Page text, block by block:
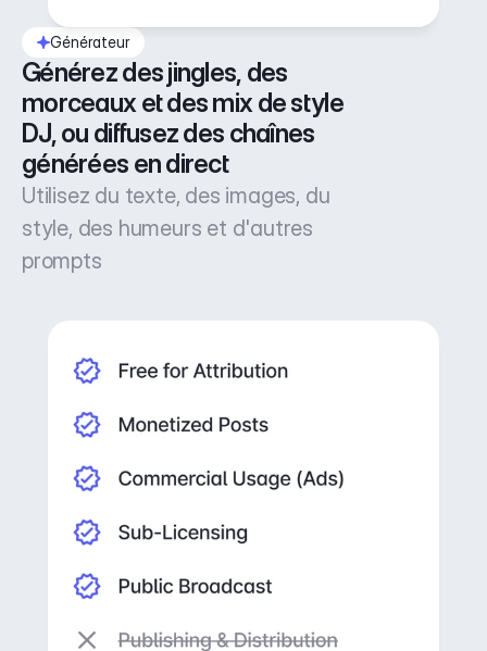
Générateur
Générez des jingles, des
morceaux et des mix de style
DJ, ou diffusez des chaînes
générées en direct
Utilisez du texte, des images, du
style, des humeurs et d'autres
prompts